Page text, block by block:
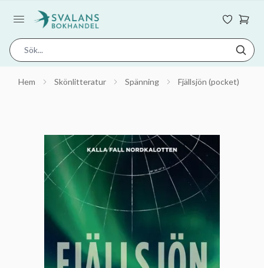
Hem Skönlitteratur Spänning Fjällsjön (pocket)